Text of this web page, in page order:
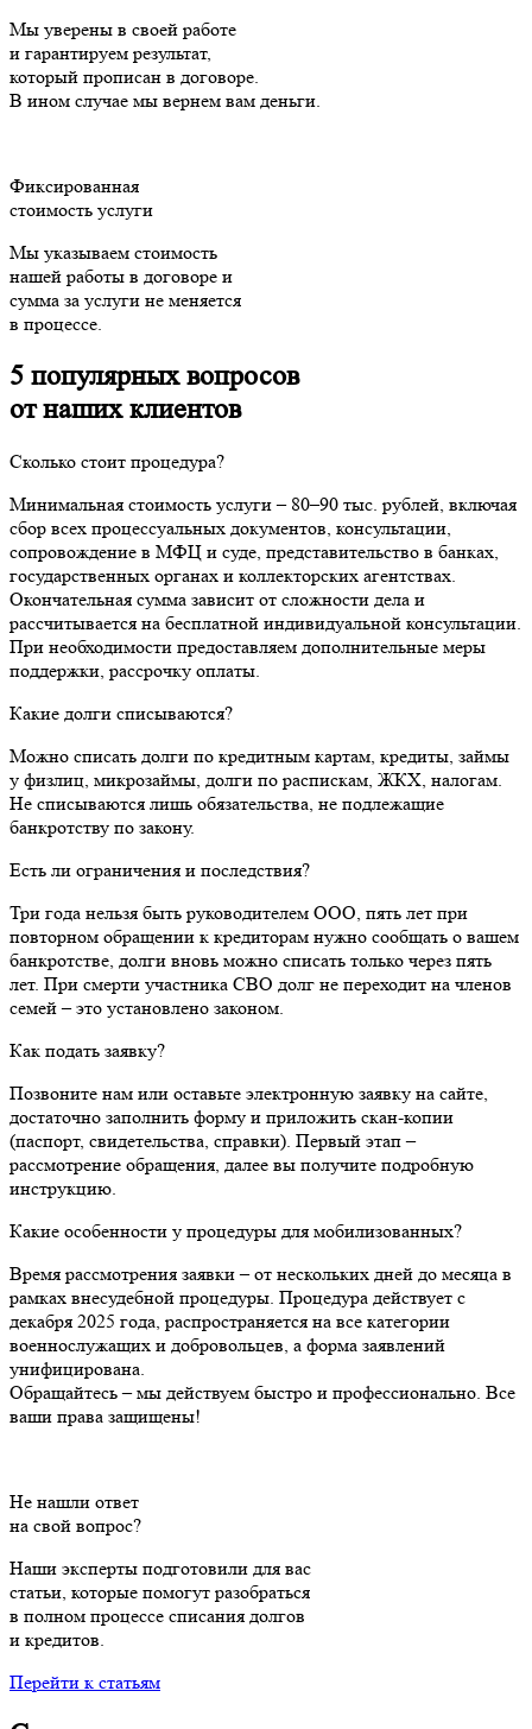
Мы уверены в своей работе
и гарантируем результат,
который прописан в договоре.
В ином случае мы вернем вам деньги.
Фиксированная
стоимость услуги
Мы указываем стоимость
нашей работы в договоре и
сумма за услуги не меняется
в процессе.
5 популярных вопросов
от наших клиентов
Сколько стоит процедура?
Минимальная стоимость услуги – 80–90 тыс. рублей, включая
сбор всех процессуальных документов, консультации,
сопровождение в МФЦ и суде, представительство в банках,
государственных органах и коллекторских агентствах.
Окончательная сумма зависит от сложности дела и
рассчитывается на бесплатной индивидуальной консультации.
При необходимости предоставляем дополнительные меры
поддержки, рассрочку оплаты.
Какие долги списываются?
Можно списать долги по кредитным картам, кредиты, займы
у физлиц, микрозаймы, долги по распискам, ЖКХ, налогам.
Не списываются лишь обязательства, не подлежащие
банкротству по закону.
Есть ли ограничения и последствия?
Три года нельзя быть руководителем ООО, пять лет при
повторном обращении к кредиторам нужно сообщать о вашем
банкротстве, долги вновь можно списать только через пять
лет. При смерти участника СВО долг не переходит на членов
семей – это установлено законом.
Как подать заявку?
Позвоните нам или оставьте электронную заявку на сайте,
достаточно заполнить форму и приложить скан-копии
(паспорт, свидетельства, справки). Первый этап –
рассмотрение обращения, далее вы получите подробную
инструкцию.
Какие особенности у процедуры для мобилизованных?
Время рассмотрения заявки – от нескольких дней до месяца в
рамках внесудебной процедуры. Процедура действует с
декабря 2025 года, распространяется на все категории
военнослужащих и добровольцев, а форма заявлений
унифицирована.
Обращайтесь – мы действуем быстро и профессионально. Все
ваши права защищены!
Не нашли ответ
на свой вопрос?
Наши эксперты подготовили для вас
статьи, которые помогут разобраться
в полном процессе списания долгов
и кредитов.
Перейти к статьям